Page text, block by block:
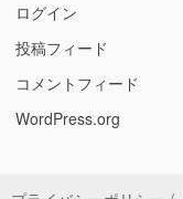
ログイン
投稿フィード
コメントフィード
WordPress.org